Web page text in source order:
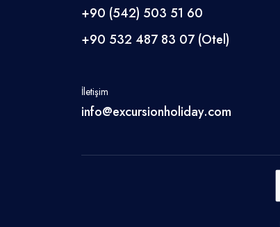
+90 (542) 503 51 60
+90 532 487 83 07 (Otel)
İletişim
info@excursionholiday.com